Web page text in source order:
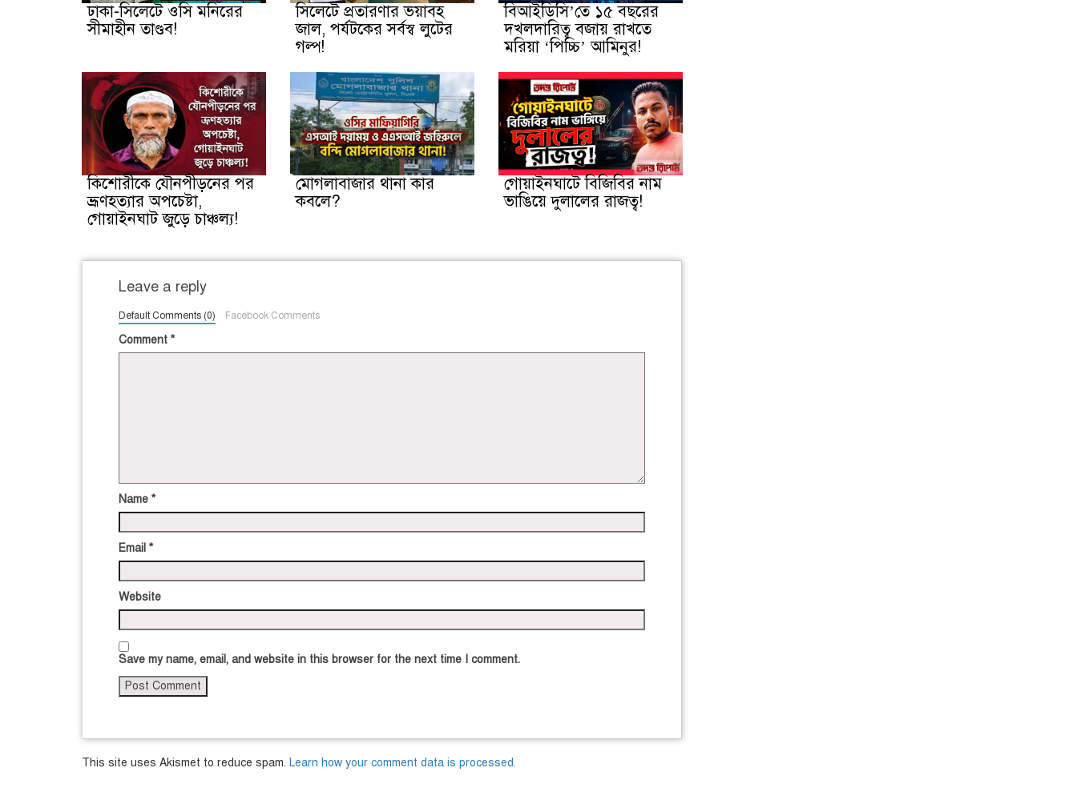
ঢাকা-সিলেটে ওসি মনিরের
সীমাহীন তাণ্ডব!
সিলেটে প্রতারণার ভয়াবহ
জাল, পর্যটকের সর্বস্ব লুটের
গল্প!
বিআইডিসি’তে ১৫ বছরের
দখলদারিত্ব বজায় রাখতে
মরিয়া ‘পিচ্চি’ আমিনুর!
কিশোরীকে যৌনপীড়নের পর
ভ্রূণহত্যার অপচেষ্টা,
গোয়াইনঘাট জুড়ে চাঞ্চল্য!
মোগলাবাজার থানা কার
কবলে?
গোয়াইনঘাটে বিজিবির নাম
ভাঙিয়ে দুলালের রাজত্ব!
Leave a reply
Default Comments (0) Facebook Comments
Comment *
Name *
Email *
Website
Save my name, email, and website in this browser for the next time I comment.
This site uses Akismet to reduce spam. Learn how your comment data is processed.